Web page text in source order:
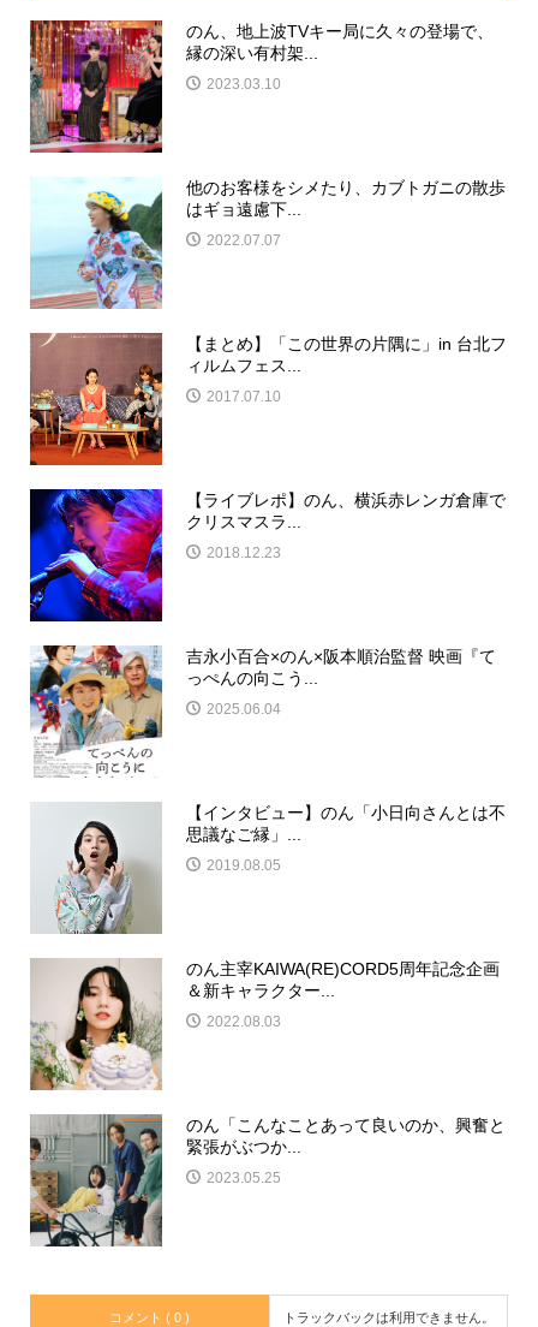
のん、地上波TVキー局に久々の登場で、
縁の深い有村架...
2023.03.10
他のお客様をシメたり、カブトガニの散歩
はギョ遠慮下...
2022.07.07
【まとめ】「この世界の片隅に」in 台北フ
ィルムフェス...
2017.07.10
【ライブレポ】のん、横浜赤レンガ倉庫で
クリスマスラ...
2018.12.23
吉永小百合×のん×阪本順治監督 映画『て
っぺんの向こう...
2025.06.04
【インタビュー】のん「小日向さんとは不
思議なご縁」...
2019.08.05
のん主宰KAIWA(RE)CORD5周年記念企画
＆新キャラクター...
2022.08.03
のん「こんなことあって良いのか、興奮と
緊張がぶつか...
2023.05.25
コメント ( 0 ) トラックバックは利用できません。